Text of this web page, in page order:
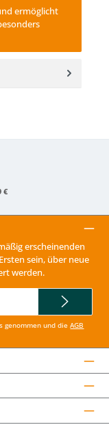
ermöglicht
€
erscheinenden
sein, über neue
werden.
genommen und dieAGB